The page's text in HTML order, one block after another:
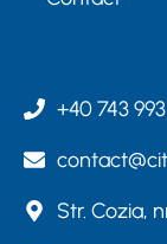
+40 743
Str. Cozia,